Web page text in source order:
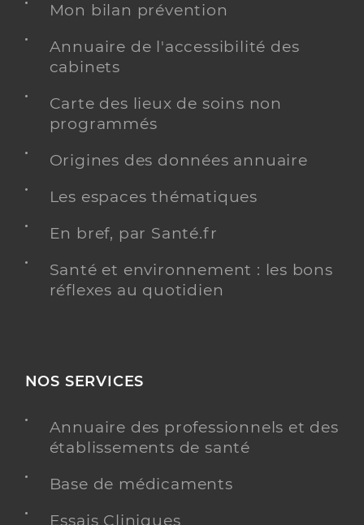
Mon bilan prévention
Annuaire de l'accessibilité des
cabinets
Carte des lieux de soins non
programmés
Origines des données annuaire
Les espaces thématiques
En bref, par Santé.fr
Santé et environnement : les bons
réflexes au quotidien
NOS SERVICES
Annuaire des professionnels et des
établissements de santé
Base de médicaments
Essais Cliniques